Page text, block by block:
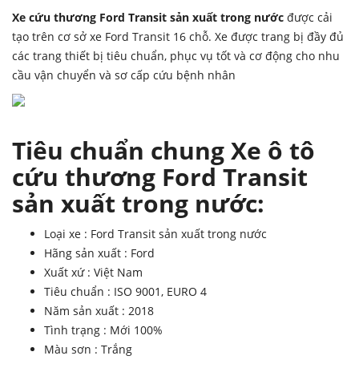
Xe cứu thương Ford Transit sản xuất trong nước được cải
tạo trên cơ sở xe Ford Transit 16 chỗ. Xe được trang bị đầy đủ
các trang thiết bị tiêu chuẩn, phục vụ tốt và cơ động cho nhu
cầu vận chuyển và sơ cấp cứu bệnh nhân
Tiêu chuẩn chung Xe ô tô
cứu thương Ford Transit
sản xuất trong nước:
Loại xe : Ford Transit sản xuất trong nước
Hãng sản xuất : Ford
Xuất xứ : Việt Nam
Tiêu chuẩn : ISO 9001, EURO 4
Năm sản xuất : 2018
Tình trạng : Mới 100%
Màu sơn : Trắng